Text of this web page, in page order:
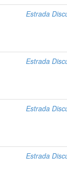
Estrada
Estrada
Estrada
Estrada